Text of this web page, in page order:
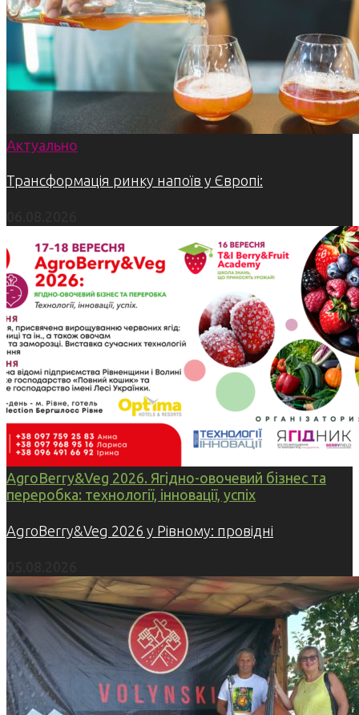
Актуально
Трансформація ринку напоїв у Європі:
AgroBerry&Veg 2026. Ягідно-овочевий бізнес та
переробка: технології, інновації, успіх
AgroBerry&Veg 2026 у Рівному: провідні